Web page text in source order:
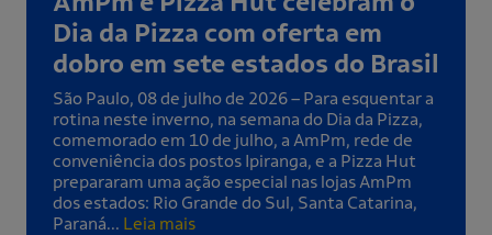
Dia da Pizza com oferta em
dobro em sete estados do Brasil
São Paulo, 08 de julho de 2026 – Para esquentar a
rotina neste inverno, na semana do Dia da Pizza,
comemorado em 10 de julho, a AmPm, rede de
conveniência dos postos Ipiranga, e a Pizza Hut
prepararam uma ação especial nas lojas AmPm
dos estados: Rio Grande do Sul, Santa Catarina,
Paraná... Leia mais